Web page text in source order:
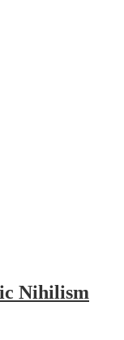
Nihilism